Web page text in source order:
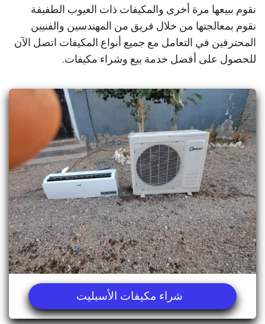
نقوم ببيعها مرة أخرى والمكيفات ذات العيوب الطفيفة
نقوم بمعالجتها من خلال فريق من المهندسين والفنيين
المحترفين في التعامل مع جميع أنواع المكيفات اتصل الآن
للحصول على أفضل خدمة بيع وشراء مكيفات.
شراء مكيفات الأسبليت